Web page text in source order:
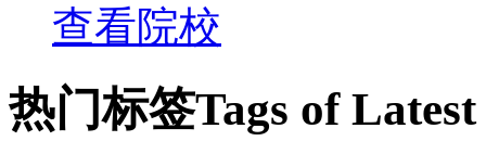
2. 前昆士兰歌剧院教师
查看院校
热门标签Tags of Latest